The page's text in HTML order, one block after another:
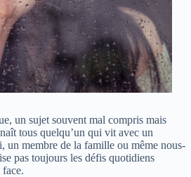
un sujet souvent mal compris mais
tous quelqu’un qui vit avec un
un membre de la famille ou même nous-
pas toujours les défis quotidiens